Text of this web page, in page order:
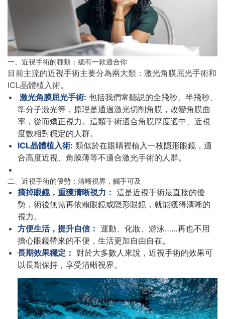
一、近視手術的種類：總有一款適合你
目前主流的近視手術主要分為兩大類：激光角膜屈光手術和
ICL晶體植入術。
激光角膜屈光手術: 包括我們常聽説的全飛秒、半飛秒、
準分子激光等，原理是通過激光切削角膜，改變角膜曲
率，從而矯正視力。這類手術適合角膜厚度適中、近視
度數相對穩定的人群。
ICL晶體植入術: 類似於在眼睛裡植入一枚隱形眼鏡，適
合高度近視、角膜薄等不適合激光手術的人群。
二、近視手術的優勢：清晰視界，觸手可及
摘掉眼鏡，重獲清晰視力： 這是近視手術最直接的優
勢，術後無需再依賴眼鏡或隱形眼鏡，就能獲得清晰的
視力。
方便生活，提升自信： 運動、化妝、游泳……再也不用
擔心眼鏡帶來的不便，生活更加自由自在。
長期效果穩定： 對於大多數人來說，近視手術的效果可
以長期保持，享受清晰視界。